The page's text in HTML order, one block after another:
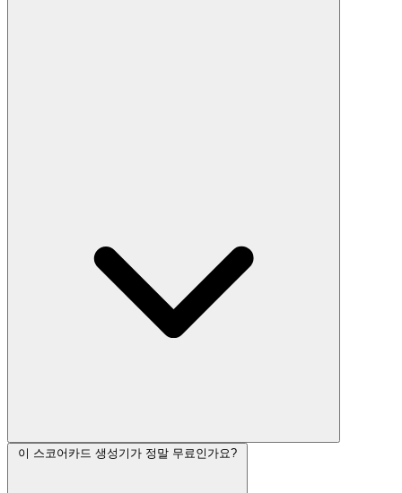
이 스코어카드 생성기가 정말 무료인가요?